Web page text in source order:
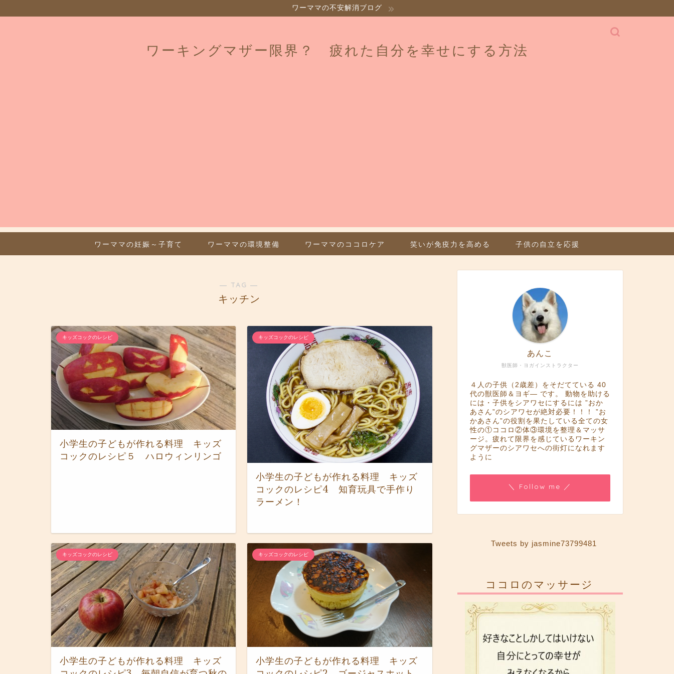
ワーママの不安解消ブログ
ワーキングマザー限界？ 疲れた自分を幸せにする方法
ワーママの妊娠～子育て ワーママの環境整備 ワーママのココロケア 笑いが免疫力を高める 子供の自立を応援
― TAG ―
キッチン
キッズコックのレシピ
小学生の子どもが作れる料理 キッズ
コックのレシピ５ ハロウィンリンゴ
キッズコックのレシピ
小学生の子どもが作れる料理 キッズ
コックのレシピ4 知育玩具で手作り
ラーメン！
キッズコックのレシピ
小学生の子どもが作れる料理 キッズ
キッズコックのレシピ
小学生の子どもが作れる料理 キッズ
獣医師・ヨガインストラクター
あんこ
４人の子供（2歳差）をそだてている 40
代の獣医師＆ヨギ― です。 動物を助ける
には・子供をシアワセにするには ”おか
あさん”のシアワセが絶対必要！！！ ”お
かあさん”の役割を果たしている全ての女
性の①ココロ②体③環境を整理＆マッサ
ージ。疲れて限界を感じているワーキン
グマザーのシアワセへの街灯になれます
ように
＼ Follow me ／
Tweets by jasmine73799481
ココロのマッサージ